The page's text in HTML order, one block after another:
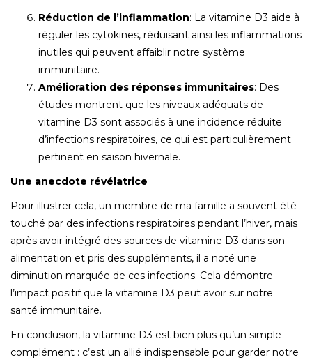
Réduction de l’inflammation: La vitamine D3 aide à
réguler les cytokines, réduisant ainsi les inflammations
inutiles qui peuvent affaiblir notre système
immunitaire.
Amélioration des réponses immunitaires: Des
études montrent que les niveaux adéquats de
vitamine D3 sont associés à une incidence réduite
d’infections respiratoires, ce qui est particulièrement
pertinent en saison hivernale.
Une anecdote révélatrice
Pour illustrer cela, un membre de ma famille a souvent été
touché par des infections respiratoires pendant l’hiver, mais
après avoir intégré des sources de vitamine D3 dans son
alimentation et pris des suppléments, il a noté une
diminution marquée de ces infections. Cela démontre
l’impact positif que la vitamine D3 peut avoir sur notre
santé immunitaire.
En conclusion, la vitamine D3 est bien plus qu’un simple
complément : c’est un allié indispensable pour garder notre